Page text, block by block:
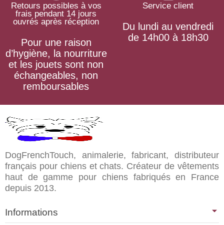
Retours possibles à vos
frais pendant 14 jours
ouvrés après réception
Pour une raison
d’hygiène, la nourriture
et les jouets sont non
échangeables, non
remboursables
Service client
Du lundi au vendredi
de 14h00 à 18h30
DogFrenchTouch, animalerie, fabricant, distributeur
français pour chiens et chats. Créateur de vêtements
haut de gamme pour chiens fabriqués en France
depuis 2013.
Informations